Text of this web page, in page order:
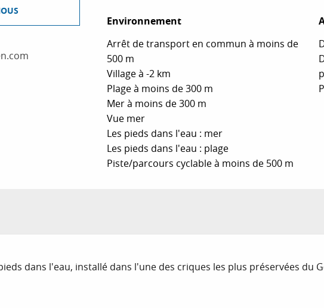
Environnement
Environnement
Arrêt de transport en commun à moins de
500 m
Village à -2 km
Plage à moins de 300 m
Mer à moins de 300 m
Vue mer
Les pieds dans l'eau : mer
Les pieds dans l'eau : plage
Piste/parcours cyclable à moins de 500 m
dans l'eau, installé dans l'une des criques les plus préservées du